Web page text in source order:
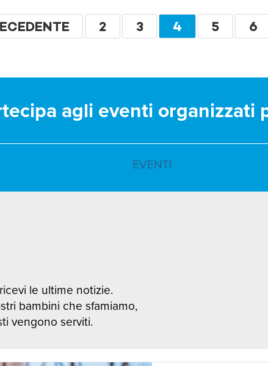
PAGINA
2 PAGINA
3
PAGINA
4 PAGINA
5 6
agli eventi organizzati
EVENTI
le ultime notizie.
bambini che sfamiamo,
vengono serviti.